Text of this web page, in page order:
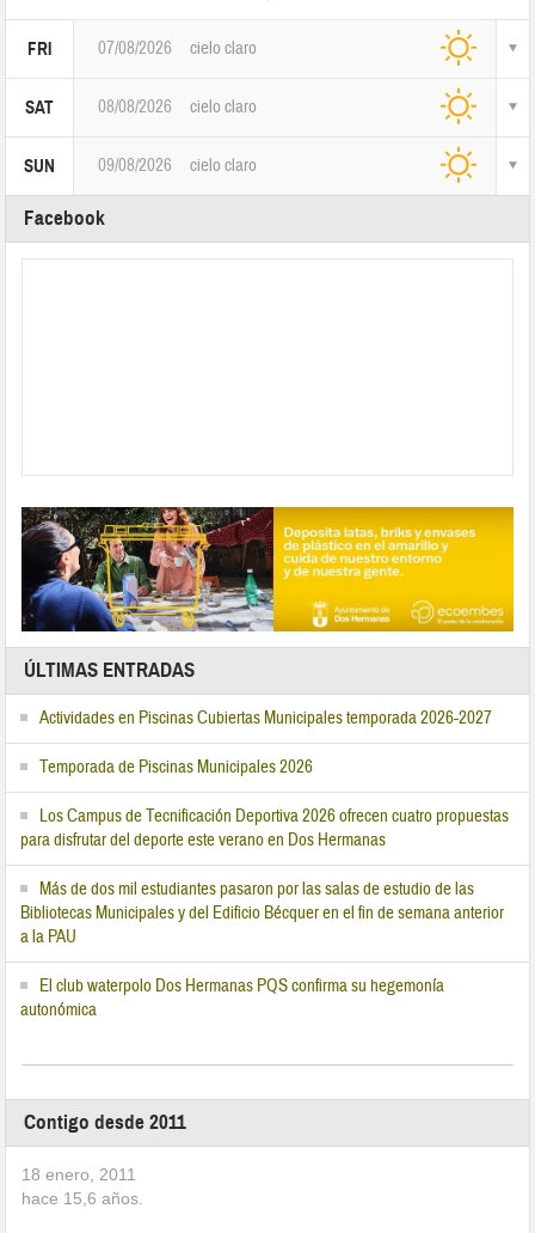
FRI 07/08/2026 cielo claro
SAT 08/08/2026 cielo claro
SUN 09/08/2026 cielo claro
Facebook
ÚLTIMAS ENTRADAS
Actividades en Piscinas Cubiertas Municipales temporada 2026-2027
Temporada de Piscinas Municipales 2026
Los Campus de Tecnificación Deportiva 2026 ofrecen cuatro propuestas
para disfrutar del deporte este verano en Dos Hermanas
Más de dos mil estudiantes pasaron por las salas de estudio de las
Bibliotecas Municipales y del Edificio Bécquer en el fin de semana anterior
a la PAU
El club waterpolo Dos Hermanas PQS confirma su hegemonía
autonómica
Contigo desde 2011
18 enero, 2011
hace 15,6 años.